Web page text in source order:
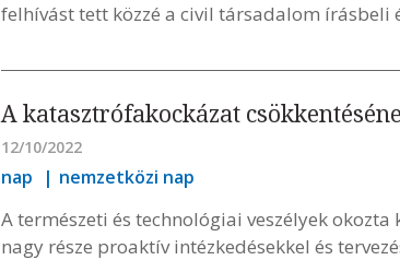
felhívást tett közzé a civil társadalom írásbeli
A katasztrófakockázat
12/10/2022
nap nemzetközi nap
A természeti és technológiai veszélyek
nagy része proaktív intézkedésekkel és